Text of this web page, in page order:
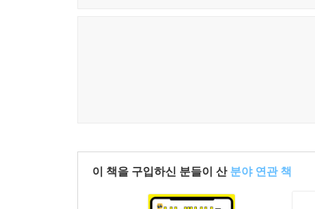
Chapter 14 글로벌 시장 진출을 위한 미국 법인 설
스트라이프란?
이 책을 구입하신 분들이 산 분야 연관 책